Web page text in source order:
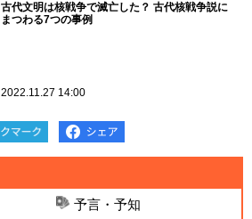
古代文明は核戦争で滅亡した？ 古代核戦争説に
まつわる7つの事例
2022.11.27 14:00
予言・予知